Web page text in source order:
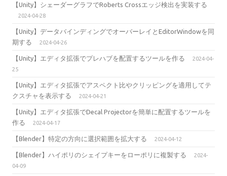
【Unity】シェーダーグラフでRoberts Crossエッジ検出を実装する
2024-04-28
【Unity】データバインディングでオーバーレイとEditorWindowを同
期する
2024-04-26
【Unity】エディタ拡張でプレハブを配置するツールを作る
2024-04-
25
【Unity】エディタ拡張でアスペクト比やクリッピングを適用してテ
クスチャを表示する
2024-04-21
【Unity】エディタ拡張でDecal Projectorを簡単に配置するツールを
作る
2024-04-17
【Blender】特定の方向に選択範囲を拡大する 2024-04-12
【Blender】ハイポリのシェイプキーをローポリに複製する
2024-
04-09